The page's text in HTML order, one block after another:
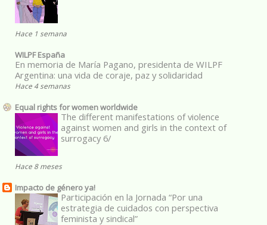
Hace 1 semana
WILPF España
En memoria de María Pagano, presidenta de WILPF
Argentina: una vida de coraje, paz y solidaridad
Hace 4 semanas
Equal rights for women worldwide
The different manifestations of violence
against women and girls in the context of
surrogacy 6/
Hace 8 meses
Impacto de género ya!
Participación en la Jornada “Por una
estrategia de cuidados con perspectiva
feminista y sindical”